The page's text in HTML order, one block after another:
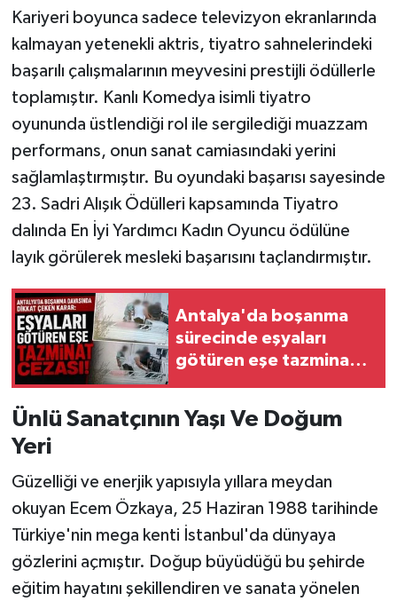
Kariyeri boyunca sadece televizyon ekranlarında
kalmayan yetenekli aktris, tiyatro sahnelerindeki
başarılı çalışmalarının meyvesini prestijli ödüllerle
toplamıştır. Kanlı Komedya isimli tiyatro
oyununda üstlendiği rol ile sergilediği muazzam
performans, onun sanat camiasındaki yerini
sağlamlaştırmıştır. Bu oyundaki başarısı sayesinde
23. Sadri Alışık Ödülleri kapsamında Tiyatro
dalında En İyi Yardımcı Kadın Oyuncu ödülüne
layık görülerek mesleki başarısını taçlandırmıştır.
Antalya'da boşanma
sürecinde eşyaları
götüren eşe tazminat
Ünlü Sanatçının Yaşı Ve Doğum
Yeri
Güzelliği ve enerjik yapısıyla yıllara meydan
okuyan Ecem Özkaya, 25 Haziran 1988 tarihinde
Türkiye'nin mega kenti İstanbul'da dünyaya
gözlerini açmıştır. Doğup büyüdüğü bu şehirde
eğitim hayatını şekillendiren ve sanata yönelen